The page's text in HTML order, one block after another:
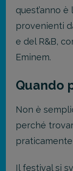
quest’anno
provenienti
e del R&B,
Eminem.
Quando
Non è
perché
Il festival si